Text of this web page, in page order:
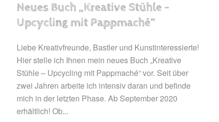
Neues Buch „Kreative Stühle –
Upcycling mit Pappmaché“
Liebe Kreativfreunde, Bastler und Kunstinteressierte!
Hier stelle ich Ihnen mein neues Buch „Kreative
Stühle – Upcycling mit Pappmaché“ vor. Seit über
zwei Jahren arbeite ich intensiv daran und befinde
mich in der letzten Phase. Ab September 2020
erhältlich! Ob...